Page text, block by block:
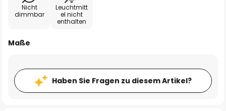
Nicht
dimmbar
Leuchtmitt
el nicht
enthalten
Maße
Haben Sie Fragen zu diesem Artikel?